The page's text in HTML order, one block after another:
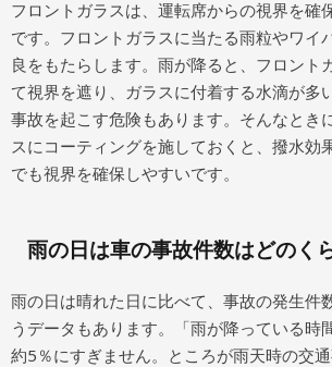
フロントガラスは、運転席からの視界を確
です。フロントガラスに当たる雨粒やワイ
良をもたらします。雨が降ると、フロント
て視界を遮り、ガラスに付着する水滴が多
事故を起こす危険もあります。そんなとき
スにコーティングを施しておくと、撥水効
でも視界を確保しやすいです。
雨の日は車の事故件数はどのく
雨の日は晴れた日に比べて、事故の発生件
うデータもあります。「雨が降っている時
約5％にすぎません。ところが雨天時の交